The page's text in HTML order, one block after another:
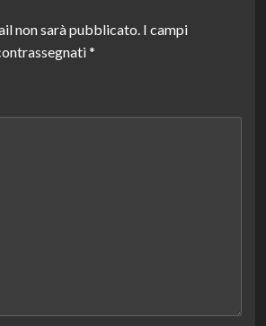
non sarà pubblicato. I campi
*